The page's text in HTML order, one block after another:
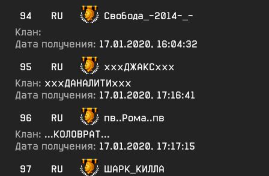
94
RU
Свобода_-2014-_-
Клан:
Дата получения: 17.01.2020, 16:04:32
95
RU
хххДЖАКСххх
Клан: хххДАНАЛИТИххх
Дата получения: 17.01.2020, 17:16:41
96
RU
пв..Рома..пв
Клан: ...КОЛОВРАТ...
Дата получения: 17.01.2020, 17:17:15
97
RU
ШАРК_КИЛЛА